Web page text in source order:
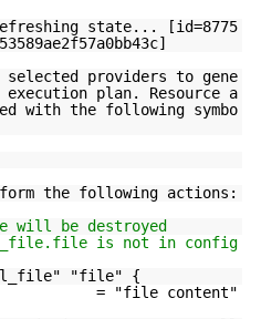
state... [id=8775
selected providers to gene
plan. Resource a
with the following symbo
the following actions:
be destroyed
is not in config
"file" {
= "file content"